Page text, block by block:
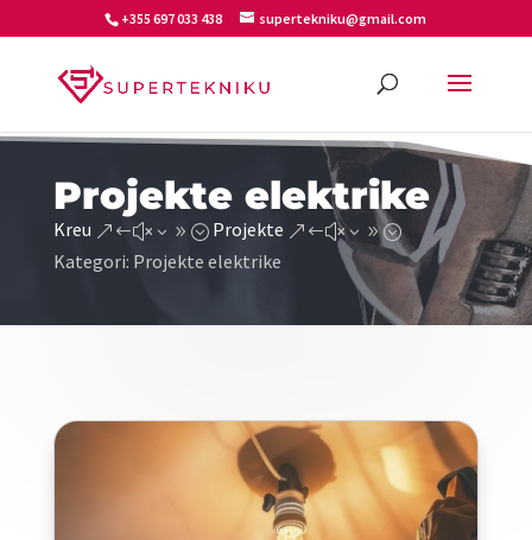
+355 697 033 438 supertekniku@gmail.com
Projekte elektrike
Kreu &#x39; Projekte &#x39;
Kategori: Projekte elektrike